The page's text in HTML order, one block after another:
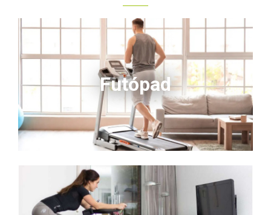
Futópad